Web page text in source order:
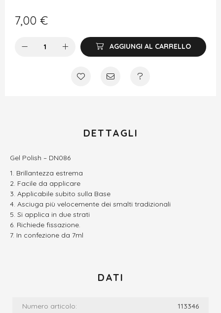
7,00 €
AGGIUNGI AL CARRELLO
DETTAGLI
Gel Polish – DN086
Brillantezza estrema
Facile da applicare
Applicabile subito sulla Base
Asciuga più velocemente dei smalti tradizionali
Si applica in due strati
Richiede fissazione.
In confezione da 7ml
DATI
Numero articolo: 113346